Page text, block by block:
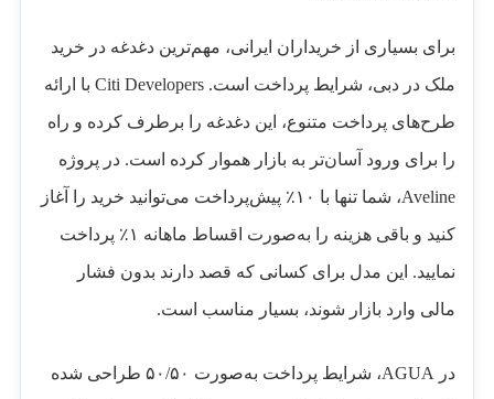
برای بسیاری از خریداران ایرانی، مهم‌ترین دغدغه در خرید
ملک در دبی، شرایط پرداخت است. Citi Developers با ارائه
طرح‌های پرداخت متنوع، این دغدغه را برطرف کرده و راه
را برای ورود آسان‌تر به بازار هموار کرده است. در پروژه
Aveline، شما تنها با ۱۰٪ پیش‌پرداخت می‌توانید خرید را آغاز
کنید و باقی هزینه را به‌صورت اقساط ماهانه ۱٪ پرداخت
نمایید. این مدل برای کسانی که قصد دارند بدون فشار
مالی وارد بازار شوند، بسیار مناسب است.
در AGUA، شرایط پرداخت به‌صورت ۵۰/۵۰ طراحی شده